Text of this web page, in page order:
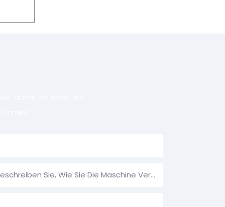
Verwendungszweck: Bitte Beschreiben Sie, Wie Sie Die Maschine Verwenden Möchten.